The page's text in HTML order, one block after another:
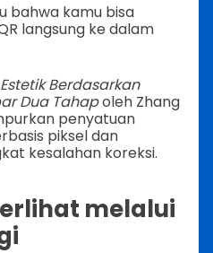
bahwa kamu bisa
langsung ke dalam
Berdasarkan
Dua Tahapoleh Zhang
penyatuan
piksel dan
kesalahan koreksi.
melalui